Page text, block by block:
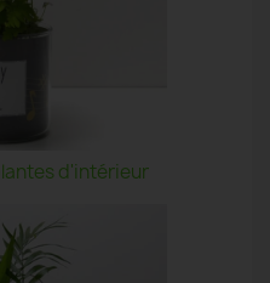
d'intérieur